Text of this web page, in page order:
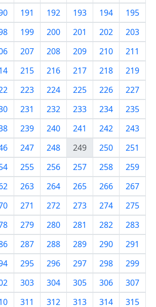
191 192 193 194
195
199 200 201 202
203
207 208 209 210
211
215 216 217 218
219
223 224 225 226
227
231 232 233 234
235
239 240 241 242
243
247 248 249 250
251
255 256 257 258
259
263 264 265 266
267
271 272 273 274
275
279 280 281 282
283
287 288 289 290
291
295 296 297 298
299
303 304 305 306
307
311 312 313 314
315